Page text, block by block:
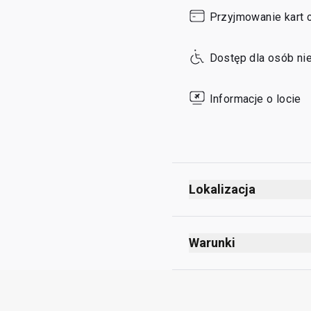
SundayPrzyjmowanie kart
Dostęp dla osób
Informacje o locie
Lokalizacja
Warunki